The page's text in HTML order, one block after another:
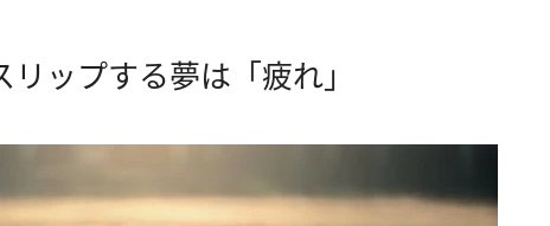
リップする夢は「疲れ」